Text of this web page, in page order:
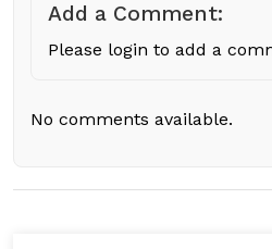
Add a Comment:
Please login to add a
No comments available.